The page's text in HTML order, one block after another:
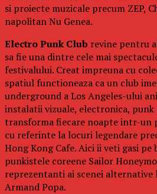
si proiecte muzicale precum ZEP,
napolitan Nu Genea.
Electro Punk Club revine pentru
sa fie una dintre cele mai
festivalului. Creat impreuna cu
spatiul functioneaza ca un club
underground a Los Angeles-ului
instalatii vizuale, electronica, punk
transforma fiecare noapte intr-un
cu referinte la locuri legendare
Hong Kong Cafe. Aici ii veti gasi
punkistele coreene Sailor
reprezentanti ai scenei alternative
Armand Popa.